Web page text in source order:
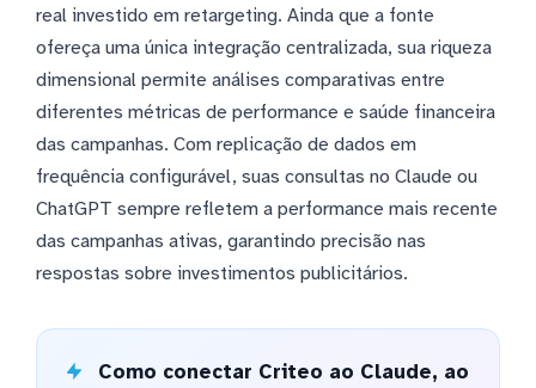
real investido em retargeting. Ainda que a fonte
ofereça uma única integração centralizada, sua riqueza
dimensional permite análises comparativas entre
diferentes métricas de performance e saúde financeira
das campanhas. Com replicação de dados em
frequência configurável, suas consultas no Claude ou
ChatGPT sempre refletem a performance mais recente
das campanhas ativas, garantindo precisão nas
respostas sobre investimentos publicitários.
Como conectar Criteo ao Claude, ao